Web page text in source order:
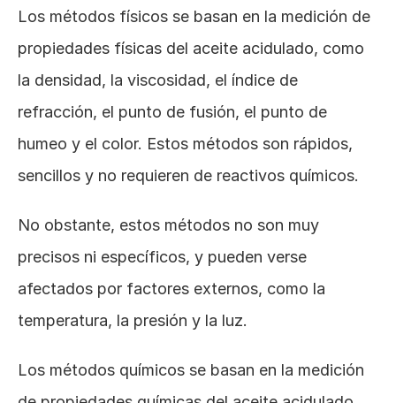
Los métodos físicos se basan en la medición de
propiedades físicas del aceite acidulado, como
la densidad, la viscosidad, el índice de
refracción, el punto de fusión, el punto de
humeo y el color. Estos métodos son rápidos,
sencillos y no requieren de reactivos químicos.
No obstante, estos métodos no son muy
precisos ni específicos, y pueden verse
afectados por factores externos, como la
temperatura, la presión y la luz.
Los métodos químicos se basan en la medición